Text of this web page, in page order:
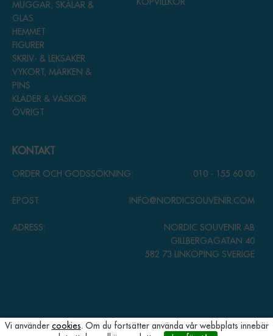
Vi använder cookies. Om du fortsätter använda vår webbplats innebär
MUGGAR, SKÅLAR &
GLAS
HEMMET
FIGURER
SKRIV- & LEKSAKER
VYKORT, MÄRKEN &
PINS
KLÄDER & VÄSKOR
ÖVRIGT
KONTAKT
ORDER OCH GODSSÖKNING: 010 - 155 60 00
EPOST: INFO@NORDICSOUVENIR.COM
ADRESS:
NORDIC SOUVENIR AB
GILLBERGAGATAN 40
582 73 LINKÖPING SVERIGE